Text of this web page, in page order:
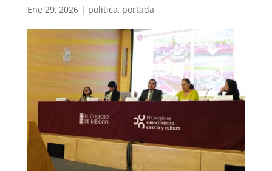
Ene 29, 2026| politica, portada